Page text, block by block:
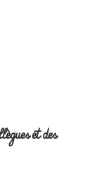
et des